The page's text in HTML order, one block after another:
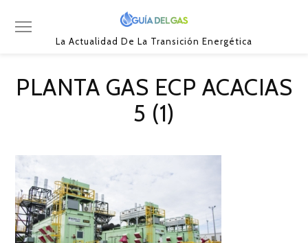
La Actualidad De La Transición Energética
PLANTA GAS ECP ACACIAS
5 (1)